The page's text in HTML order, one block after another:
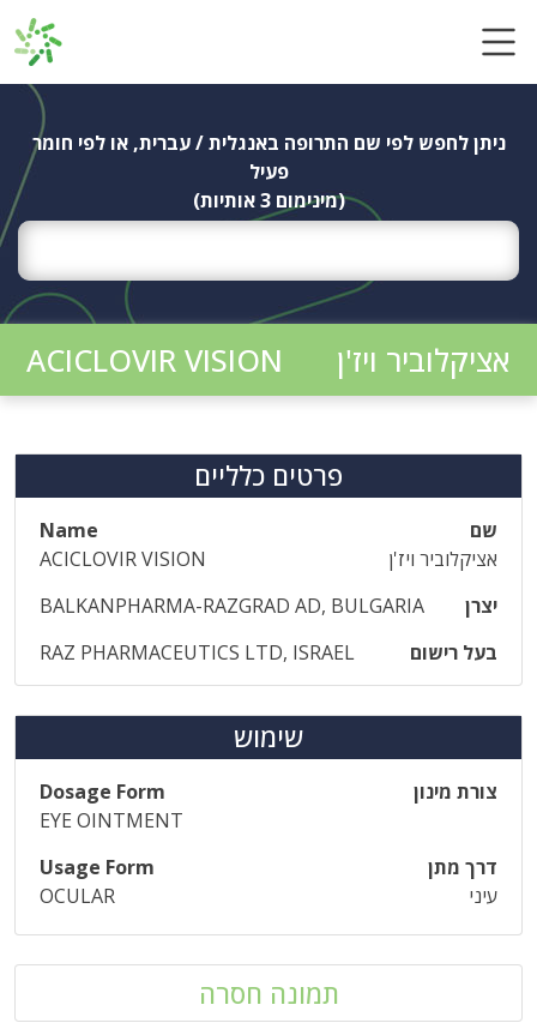
ניתן לחפש לפי שם התרופה באנגלית / עברית, או לפי חומר
פעיל
(מינימום 3 אותיות)
אציקלוביר ויז'ן ACICLOVIR VISION
פרטים כלליים
שם
Name
אציקלוביר ויז'ן
ACICLOVIR VISION
יצרן
BALKANPHARMA-RAZGRAD AD, BULGARIA
בעל רישום
RAZ PHARMACEUTICS LTD, ISRAEL
שימוש
צורת מינון
Dosage Form
EYE OINTMENT
דרך מתן
Usage Form
עיני
OCULAR
תמונה חסרה